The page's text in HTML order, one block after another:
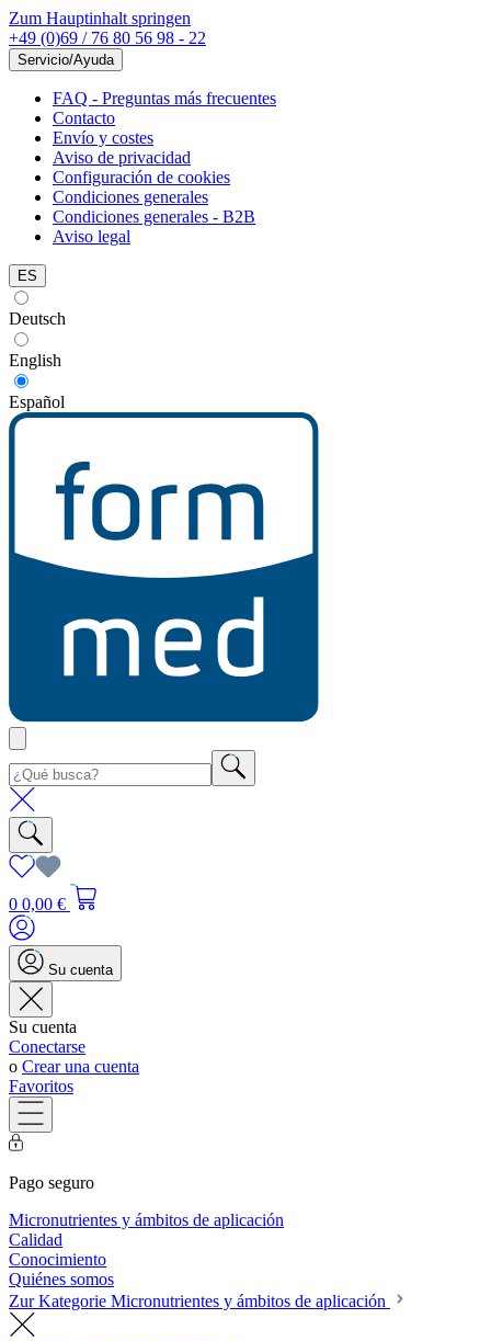
Zum Hauptinhalt springen
+49 (0)69 / 76 80 56 98 - 22
Servicio/Ayuda
FAQ - Preguntas más frecuentes
Contacto
Envío y costes
Aviso de privacidad
Configuración de cookies
Condiciones generales
Condiciones generales - B2B
Aviso legal
ES
Deutsch
English
Español
0 0,00 €
Su cuenta
Su cuenta
Conectarse
o Crear una cuenta
Favoritos
Pago seguro
Micronutrientes y ámbitos de aplicación
Calidad
Conocimiento
Quiénes somos
Zur Kategorie Micronutrientes y ámbitos de aplicación